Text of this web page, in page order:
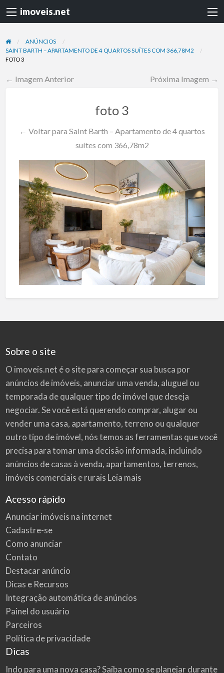
imoveis.net
ANÚNCIOS
SAINT BARTH – APARTAMENTO DE 4 QUARTOS SUÍTES COM 366,78M2
FOTO 3
← Imagem Anterior Próxima Imagem →
foto 3
← Voltar para Saint Barth – Apartamento de 4 quartos
suítes com 366,78m2
Sobre o site
O imoveis.net é o site para começar sua busca por
anúncios de imóveis, anunciar uma venda, aluguel ou
temporada de qualquer tipo de imóvel que deseja
negociar. Se você está querendo comprar, alugar ou
vender uma casa, apartamento, terreno ou qualquer
outro tipo de imóvel, nós temos as ferramentas que você
precisa para tomar uma decisão informada, incluindo
anúncios de casas à venda, apartamentos, terrenos,
imóveis comerciais e rurais Leia mais
Acesso rápido
Anunciar imóveis na internet
Cadastre-se
Como anunciar
Contato
Destacar anúncio
Dicas e Recursos
Integração automática de anúncios
Painel do usuário
Parceiros
Política de privacidade
Dicas
Indo para uma nova casa? Saiba como se planejar durante